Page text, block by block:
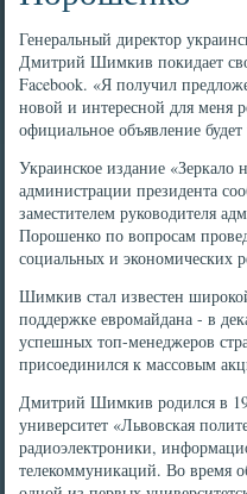
Генеральный директор
Дмитрий Шимкив покидает
Facebook. «Я получил
новой и интересной для меня
официальное объявление
Украинское издание «Зеркало
администрации президента
заместителем руководителя
Порошенко по вопросам
социальных и экономических
Шимкив стал известен
поддержке евромайдана - в
успешных топ-менеджеров
присоединился к массовым
Дмитрий Шимкив родился в
университет «Львовская
радиоэлектроники,
телекоммуникаций. Во время